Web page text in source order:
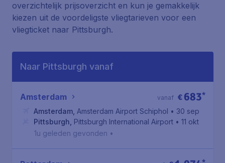
overzichtelijk prijsoverzicht en kun je gemakkelijk
kiezen uit de voordeligste vliegtarieven voor een
vliegticket naar Pittsburgh.
Naar Pittsburgh vanaf
Amsterdam € 683*
vanaf
Amsterdam Amsterdam Airport Schiphol • 30 sep
Pittsburgh Pittsburgh International Airport • 11 okt
1u geleden gevonden •